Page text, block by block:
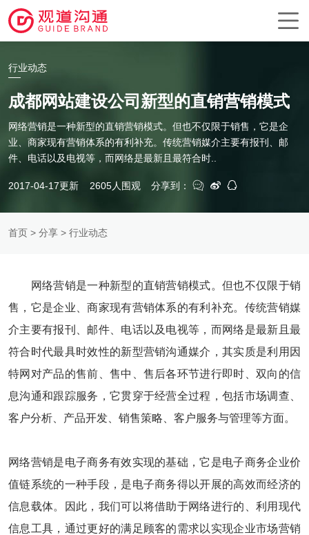
行业动态
成都网站建设公司新型的直销营销模式
网络营销是一种新型的直销营销模式。但也不仅限于销售，它是企
业、商家现有营销体系的有利补充。传统营销媒介主要有报刊、邮
件、电话以及电视等，而网络是最新且最符合时..
2017-04-17更新 2605人围观 分享到：
首页 > 分享 > 行业动态
网络营销是一种新型的直销营销模式。但也不仅限于销
售，它是企业、商家现有营销体系的有利补充。传统营销媒
介主要有报刊、邮件、电话以及电视等，而网络是最新且最
符合时代最具时效性的新型营销沟通媒介，其实质是利用因
特网对产品的售前、售中、售后各环节进行即时、双向的信
息沟通和跟踪服务，它贯穿于经营全过程，包括市场调查、
客户分析、产品开发、销售策略、客户服务与管理等方面。
网络营销是电子商务有效实现的基础，它是电子商务企业价
值链系统的一种手段，是电子商务得以开展的高效而经济的
信息载体。因此，我们可以将借助于网络进行的、利用现代
信息工具，通过更好的满足顾客的需求以实现企业市场营销